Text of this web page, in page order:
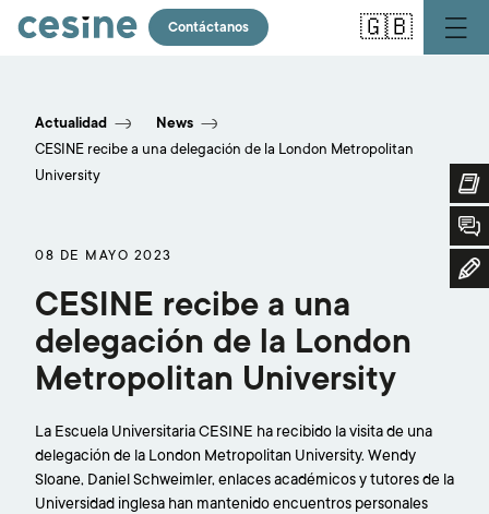
contenido
Contáctanos 🇬🇧
recibe
delegación
de
la
London
Metropolitan
University
Actualidad
News
CESINE recibe a una delegación de la London Metropolitan
University
08 DE MAYO 2023
CESINE recibe a una
delegación de la London
Metropolitan University
La Escuela Universitaria CESINE ha recibido la visita de una
delegación de la London Metropolitan University. Wendy
Sloane, Daniel Schweimler, enlaces académicos y tutores de la
Universidad inglesa han mantenido encuentros personales